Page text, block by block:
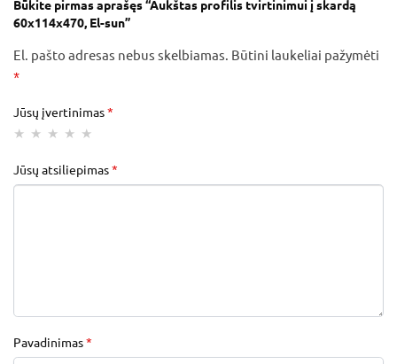
Būkite pirmas aprašęs “Aukštas profilis tvirtinimui į skardą
60x114x470, El-sun”
El. pašto adresas nebus skelbiamas. Būtini laukeliai pažymėti
*
Jūsų įvertinimas*
Jūsų atsiliepimas*
Pavadinimas*